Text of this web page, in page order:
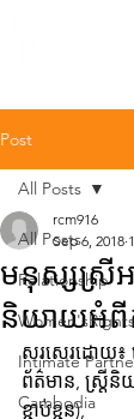
ក្លាហា
Post
All Posts
Relationship
Women'sRights
Intimate
Cambodia
All Posts
មនុស្សស្រីអ
និយាយអំពីក
rcm916
Sep 6, 2018
សរសេរដោយ៖ ក
ព័ត៌មាន,​ ស្រ្តីនិ
ខ្ជាប់ខ្ជួន),​